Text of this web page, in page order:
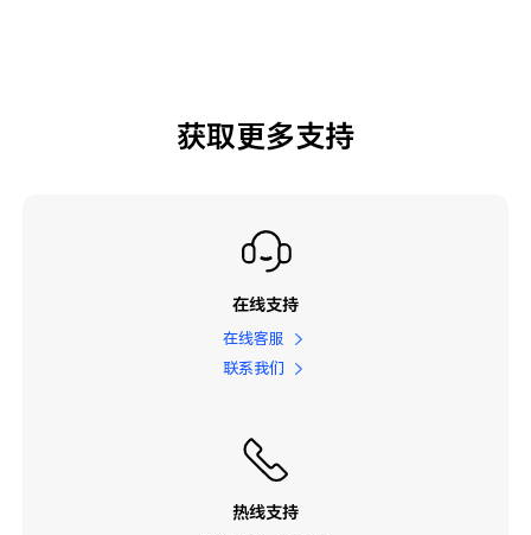
获取更多支持
在线支持
在线客服
联系我们
热线支持